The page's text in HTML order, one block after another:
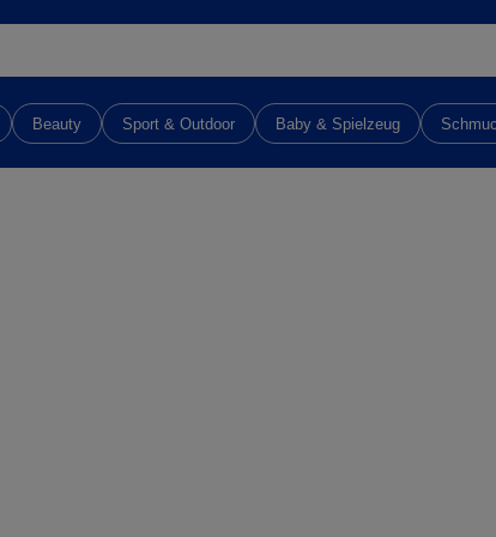
Beauty Sport & Outdoor Baby & Spielzeug